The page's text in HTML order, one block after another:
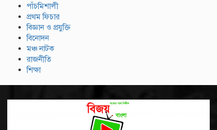
পাঁচমিশালী
প্রথম ফিচার
বিজ্ঞান ও প্রযুক্তি
বিনোদন
মঞ্চ নাটক
রাজনীতি
শিক্ষা